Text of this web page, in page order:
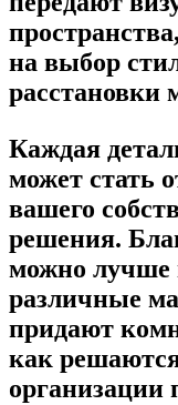
на выбор
расстановки
Каждая
может стать
вашего
решения.
можно лучше
различные
придают
как
организации